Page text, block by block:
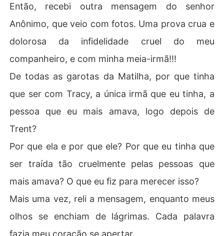
Então, recebi outra mensagem do senhor
Anônimo, que veio com fotos. Uma prova crua e
dolorosa da infidelidade cruel do meu
companheiro, e com minha meia-irmã!!!
De todas as garotas da Matilha, por que tinha
que ser com Tracy, a única irmã que eu tinha, a
pessoa que eu mais amava, logo depois de
Trent?
Por que ela e por que ele? Por que eu tinha que
ser traída tão cruelmente pelas pessoas que
mais amava? O que eu fiz para merecer isso?
Mais uma vez, reli a mensagem, enquanto meus
olhos se enchiam de lágrimas. Cada palavra
fazia meu coração se apertar.